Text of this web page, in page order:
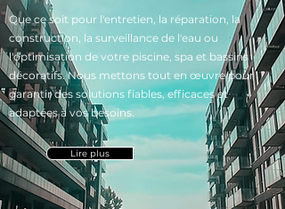
Que ce soit pour l'entretien, la réparation, la
construction, la surveillance de l'eau ou
l'optimisation de votre piscine, spa et bassins
décoratifs. Nous mettons tout en œuvre pour
garantir des solutions fiables, efficaces et
adaptées à vos besoins.
Lire plus